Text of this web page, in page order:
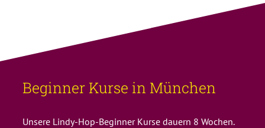
Beginner Kurse in München
Unsere Lindy-Hop-Beginner Kurse dauern 8 Wochen.